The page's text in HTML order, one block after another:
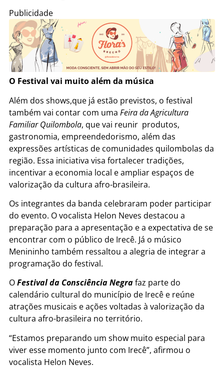
Publicidade
O Festival vai muito além da música
Além dos shows,que já estão previstos, o festival
também vai contar com uma Feira da Agricultura
Familiar Quilombola, que vai reunir produtos,
gastronomia, empreendedorismo, além das
expressões artísticas de comunidades quilombolas da
região. Essa iniciativa visa fortalecer tradições,
incentivar a economia local e ampliar espaços de
valorização da cultura afro-brasileira.
Os integrantes da banda celebraram poder participar
do evento. O vocalista Helon Neves destacou a
preparação para a apresentação e a expectativa de se
encontrar com o público de Irecê. Já o músico
Menininho também ressaltou a alegria de integrar a
programação do festival.
OFestival da Consciência Negrafaz parte do
calendário cultural do município de Irecê e reúne
atrações musicais e ações voltadas à valorização da
cultura afro-brasileira no território.
“Estamos preparando um show muito especial para
viver esse momento junto com Irecê”, afirmou o
vocalista Helon Neves.